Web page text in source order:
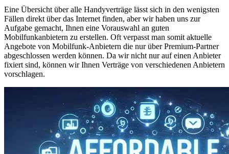
Eine Übersicht über alle Handyverträge lässt sich in den wenigsten
Fällen direkt über das Internet finden, aber wir haben uns zur
Aufgabe gemacht, Ihnen eine Vorauswahl an guten
Mobilfunkanbietern zu erstellen. Oft verpasst man somit aktuelle
Angebote von Mobilfunk-Anbietern die nur über Premium-Partner
abgeschlossen werden können. Da wir nicht nur auf einen Anbieter
fixiert sind, können wir Ihnen Verträge von verschiedenen Anbietern
vorschlagen.